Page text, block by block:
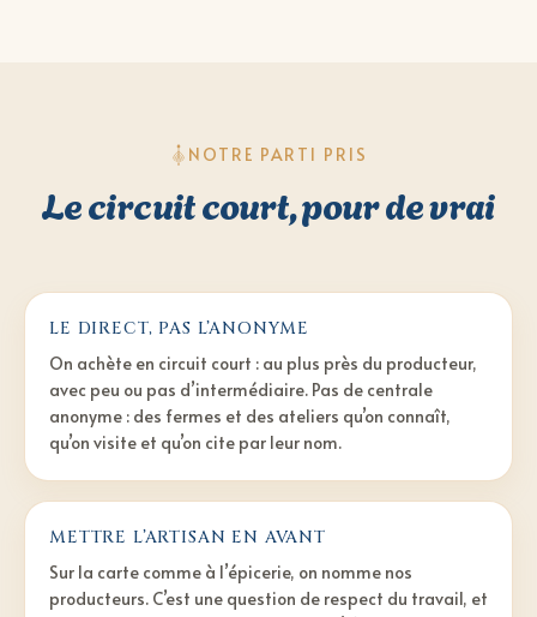
NOTRE PARTI PRIS
Le circuit court, pour de vrai
LE DIRECT, PAS L’ANONYME
On achète en circuit court : au plus près du producteur,
avec peu ou pas d’intermédiaire. Pas de centrale
anonyme : des fermes et des ateliers qu’on connaît,
qu’on visite et qu’on cite par leur nom.
METTRE L’ARTISAN EN AVANT
Sur la carte comme à l’épicerie, on nomme nos
producteurs. C’est une question de respect du travail, et